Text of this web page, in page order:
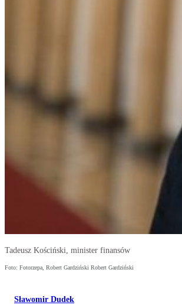
Tadeusz Kościński, minister finansów
Foto: Fotorzepa, Robert Gardziński Robert Gardziński
Sławomir Dudek